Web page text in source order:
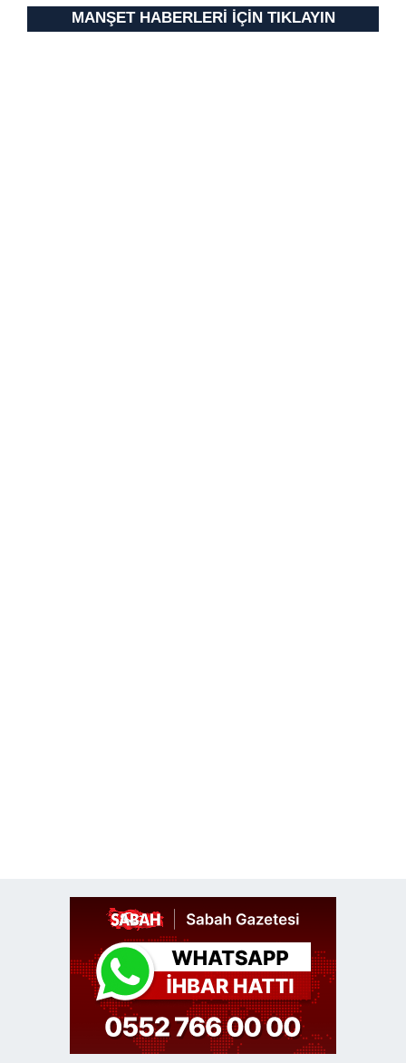
MANŞET HABERLERİ İÇİN TIKLAYIN